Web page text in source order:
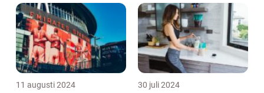
11 augusti 2024 30 juli 2024